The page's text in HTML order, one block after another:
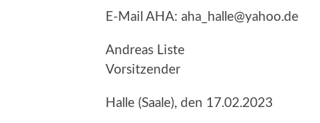
E-Mail AHA: aha_halle@yahoo.de
Andreas Liste
Vorsitzender
Halle (Saale), den 17.02.2023